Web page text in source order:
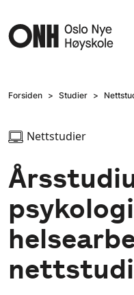
Forsiden Studier
Nettstudier